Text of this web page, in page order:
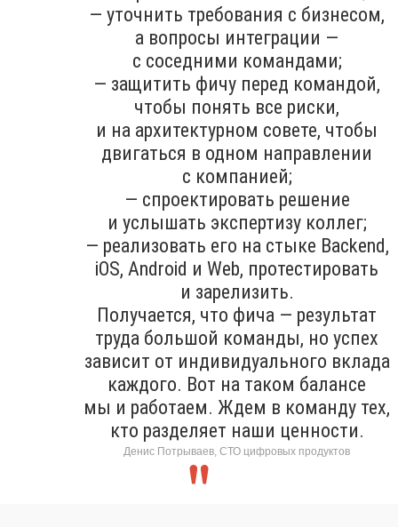
— уточнить требования с бизнесом,
а вопросы интеграции —
с соседними командами;
— защитить фичу перед командой,
чтобы понять все риски,
и на архитектурном совете, чтобы
двигаться в одном направлении
с компанией;
— спроектировать решение
и услышать экспертизу коллег;
— реализовать его на стыке Backend,
iOS, Android и Web, протестировать
и зарелизить.
Получается, что фича — результат
труда большой команды, но успех
зависит от индивидуального вклада
каждого. Вот на таком балансе
мы и работаем. Ждем в команду тех,
кто разделяет наши ценности.
Денис Потрываев, СТО цифровых продуктов